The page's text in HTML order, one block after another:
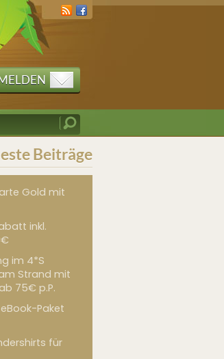
Beiträge
Gold mit
inkl.
im 4*S
Strand mit
75€ p.P.
eBook-Paket
für